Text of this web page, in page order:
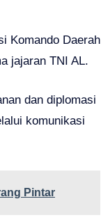
Komando Daerah
jajaran TNI AL.
dan diplomasi
komunikasi
Pintar